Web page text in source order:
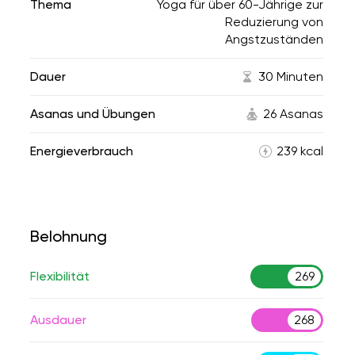
Thema
Yoga für über 60-Jährige zur
Reduzierung von
Angstzuständen
Dauer 30 Minuten
Asanas und Übungen 26 Asanas
Energieverbrauch 239 kcal
Belohnung
Flexibilität 269
Ausdauer 268